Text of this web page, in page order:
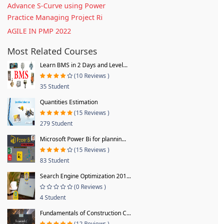
Advance S-Curve using Power
Practice Managing Project Ri
AGILE IN PMP 2022
Most Related Courses
Learn BMS in 2 Days and Level...
(10 Reviews )
35 Student
Quantities Estimation
(15 Reviews )
279 Student
Microsoft Power Bi for plannin...
(15 Reviews )
83 Student
Search Engine Optimization 201...
(0 Reviews )
4 Student
Fundamentals of Construction C...